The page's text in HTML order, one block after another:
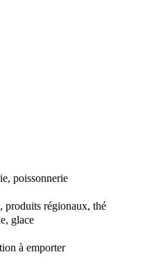
poissonnerie
produits régionaux, thé
glace
à emporter